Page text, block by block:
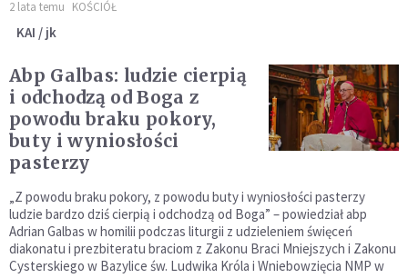
2 lata temu KOŚCIÓŁ
KAI / jk
Abp Galbas: ludzie cierpią
i odchodzą od Boga z
powodu braku pokory,
buty i wyniosłości
pasterzy
„Z powodu braku pokory, z powodu buty i wyniosłości pasterzy
ludzie bardzo dziś cierpią i odchodzą od Boga” – powiedział abp
Adrian Galbas w homilii podczas liturgii z udzieleniem święceń
diakonatu i prezbiteratu braciom z Zakonu Braci Mniejszych i Zakonu
Cysterskiego w Bazylice św. Ludwika Króla i Wniebowzięcia NMP w